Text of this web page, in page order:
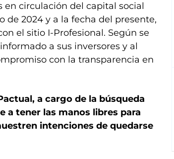
en circulación del capital social
de 2024 y a la fecha del presente,
el sitio I-Profesional. Según se
a sus inversores y al
con la transparencia en
a cargo de la búsqueda
a tener las manos libres para
intenciones de quedarse